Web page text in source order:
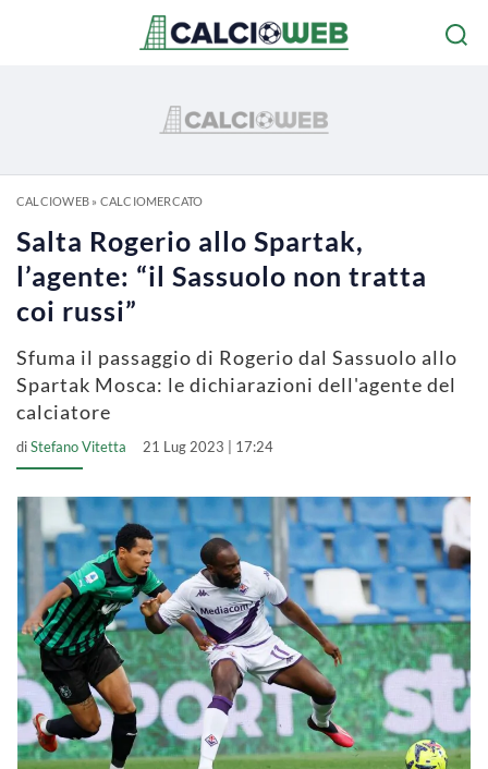
CALCIOWEB» CALCIOMERCATO
Salta Rogerio allo Spartak,
l’agente: “il Sassuolo non tratta
coi russi”
Sfuma il passaggio di Rogerio dal Sassuolo allo
Spartak Mosca: le dichiarazioni dell'agente del
calciatore
diStefano Vitetta 21 Lug 2023 | 17:24